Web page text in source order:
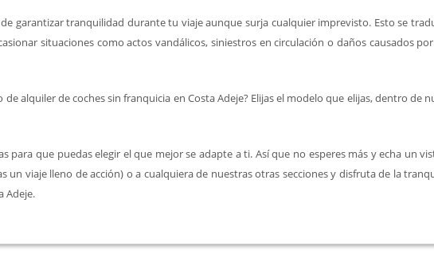
garantizar tranquilidad durante tu viaje aunque surja cualquier imprevisto. Esto se
situaciones como actos vandálicos, siniestros en circulación o daños causados
alquiler de coches sin franquicia en Costa Adeje? Elijas el modelo que elijas, dentro de
que puedas elegir el que mejor se adapte a ti. Así que no esperes más y echa un
viaje lleno de acción) o a cualquiera de nuestras otras secciones y disfruta de la
Adeje.